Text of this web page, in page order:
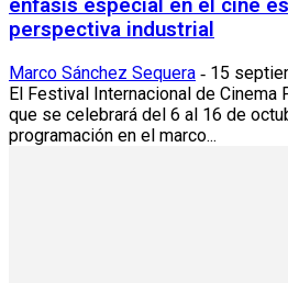
énfasis especial en el cine
perspectiva industrial
Marco Sánchez Sequera - 15
El Festival Internacional de Cinema
que se celebrará del 6 al 16 de
programación en el marco...